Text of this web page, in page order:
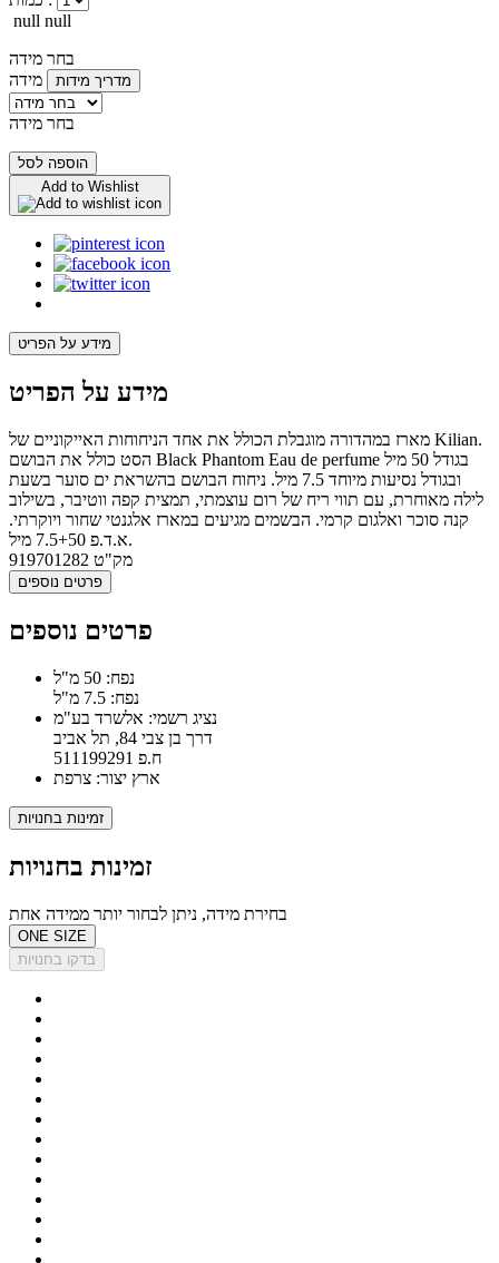
null null
בחר מידה
מידה
מדריך מידות
בחר מידה
הוספה לסל
Add to Wishlist
מידע על הפריט
מידע על הפריט
מארז במהדורה מוגבלת הכולל את אחד הניחוחות האייקוניים של Kilian.
הסט כולל את הבושם Black Phantom Eau de perfume בגודל 50 מיל
ובגודל נסיעות מיוחד 7.5 מיל. ניחוח הבושם בהשראת ים סוער בשעת
לילה מאוחרת, עם תווי ריח של רום עוצמתי, תמצית קפה ווטיבר, בשילוב
קנה סוכר ואלגום קרמי. הבשמים מגיעים במארז אלגנטי שחור ויוקרתי.
א.ד.פ 7.5+50 מיל.
מק"ט 919701282
פרטים נוספים
פרטים נוספים
נפח: 50 מ"ל
נפח: 7.5 מ"ל
נציג רשמי: אלשרד בע"מ
דרך בן צבי 84, תל אביב
ח.פ 511199291
ארץ יצור: צרפת
זמינות בחנויות
זמינות בחנויות
בחירת מידה, ניתן לבחור יותר ממידה אחת
ONE SIZE
בדקו בחנויות